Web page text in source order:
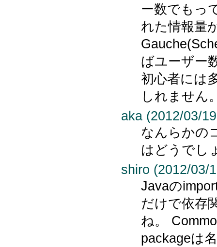
ー数でもっ
れた情報量
ばユーザー
初心者には
しれません
aka (2012/03/
なんらかの
はどうでし
shiro (2012/03/
Javaの
だけで依存
ね。
packageは